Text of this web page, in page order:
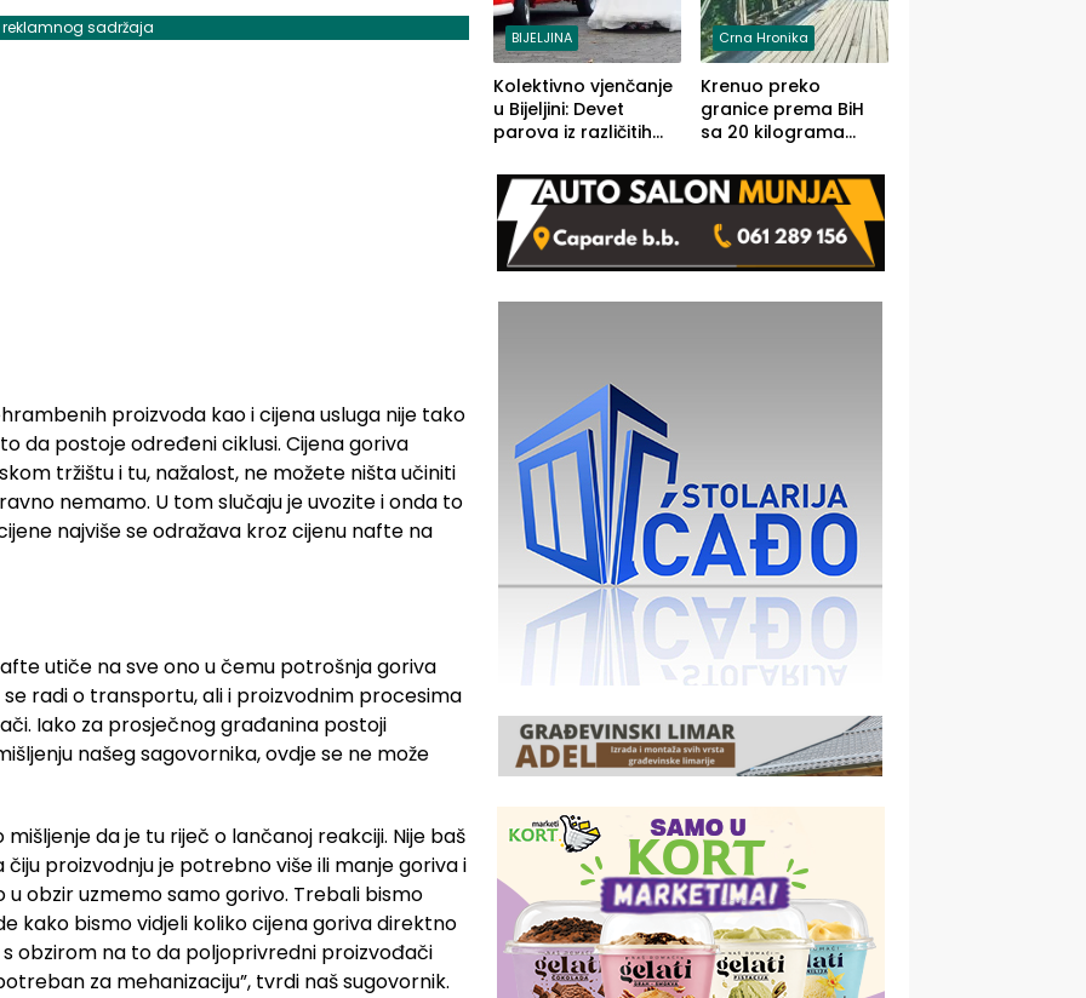
reklamnog sadržaja
proizvoda kao i cijena usluga nije tako
da postoje određeni ciklusi. Cijena goriva
tržištu i tu, nažalost, ne možete ništa učiniti
nemamo. U tom slučaju je uvozite i onda to
najviše se odražava kroz cijenu nafte na
utiče na sve ono u čemu potrošnja goriva
radi o transportu, ali i proizvodnim procesima
Iako za prosječnog građanina postoji
našeg sagovornika, ovdje se ne može
da je tu riječ o lančanoj reakciji. Nije baš
proizvodnju je potrebno više ili manje goriva i
obzir uzmemo samo gorivo. Trebali bismo
kako bismo vidjeli koliko cijena goriva direktno
obzirom na to da poljoprivredni proizvođači
za mehanizaciju”, tvrdi naš sugovornik.
BIJELJINA
Kolektivno vjenčanje
u Bijeljini: Devet
parova iz različitih
izgovorilo
sudbonosno da
Crna Hronika
Krenuo preko
granice prema BiH
sa 20 kilograma
u automobilu